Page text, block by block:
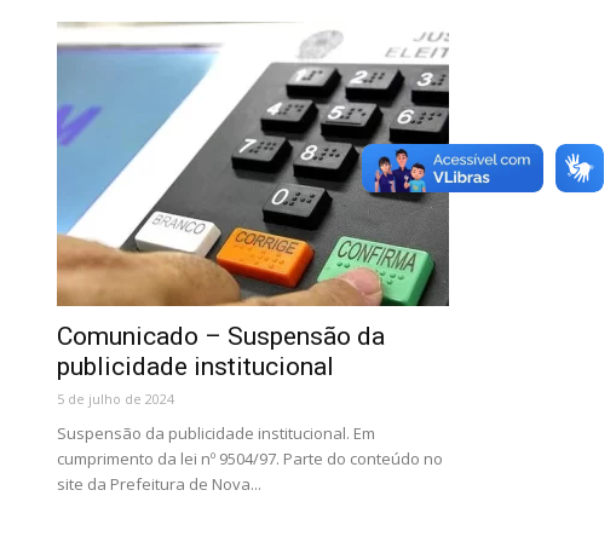
Comunicado – Suspensão da
publicidade institucional
5 de julho de 2024
Suspensão da publicidade institucional. Em
cumprimento da lei nº 9504/97. Parte do conteúdo no
site da Prefeitura de Nova...